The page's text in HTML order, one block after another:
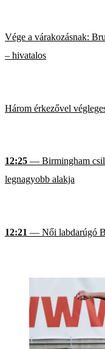
Vége a várakozásnak:
– hivatalos
Három érkezővel
12:25 — Birmingham
legnagyobb alakja
12:21 — Női labdarúgó